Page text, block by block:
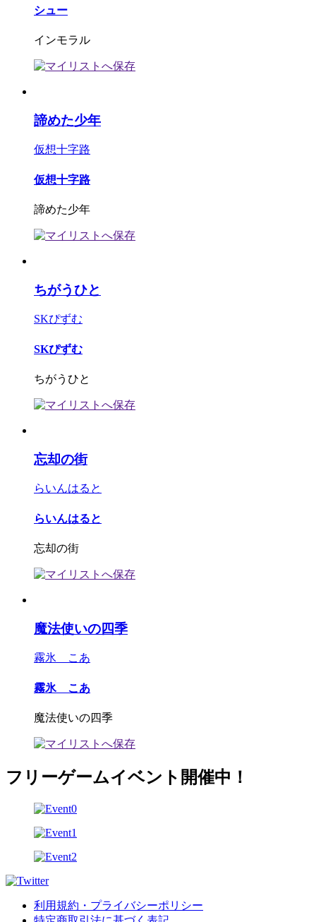
シュー
インモラル
諦めた少年
仮想十字路
仮想十字路
諦めた少年
ちがうひと
SKぴずむ
SKぴずむ
ちがうひと
忘却の街
らいんはると
らいんはると
忘却の街
魔法使いの四季
霧氷 こあ
霧氷 こあ
魔法使いの四季
フリーゲームイベント開催中！
利用規約・プライバシーポリシー